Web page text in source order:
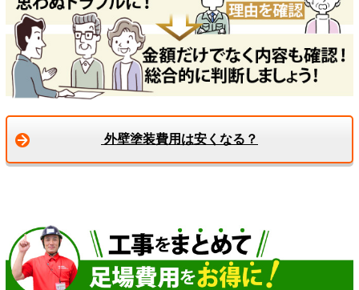
外壁塗装費用は安くなる？